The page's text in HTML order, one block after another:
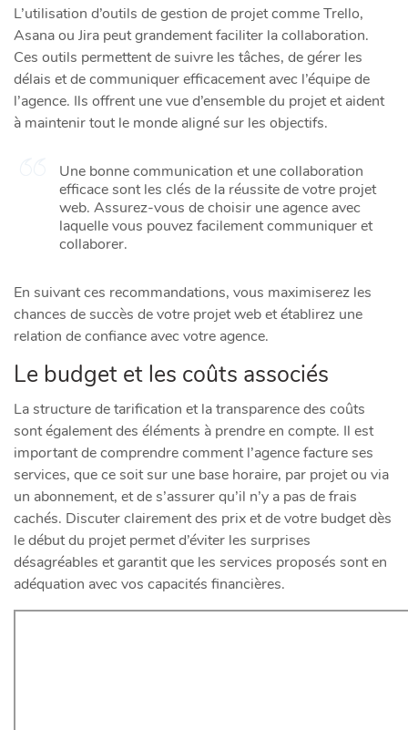
L’utilisation d’outils de gestion de projet comme Trello,
Asana ou Jira peut grandement faciliter la collaboration.
Ces outils permettent de suivre les tâches, de gérer les
délais et de communiquer efficacement avec l’équipe de
l’agence. Ils offrent une vue d’ensemble du projet et aident
à maintenir tout le monde aligné sur les objectifs.
Une bonne communication et une collaboration
efficace sont les clés de la réussite de votre projet
web. Assurez-vous de choisir une agence avec
laquelle vous pouvez facilement communiquer et
collaborer.
En suivant ces recommandations, vous maximiserez les
chances de succès de votre projet web et établirez une
relation de confiance avec votre agence.
Le budget et les coûts associés
La structure de tarification et la transparence des coûts
sont également des éléments à prendre en compte. Il est
important de comprendre comment l’agence facture ses
services, que ce soit sur une base horaire, par projet ou via
un abonnement, et de s’assurer qu’il n’y a pas de frais
cachés. Discuter clairement des prix et de votre budget dès
le début du projet permet d’éviter les surprises
désagréables et garantit que les services proposés sont en
adéquation avec vos capacités financières.